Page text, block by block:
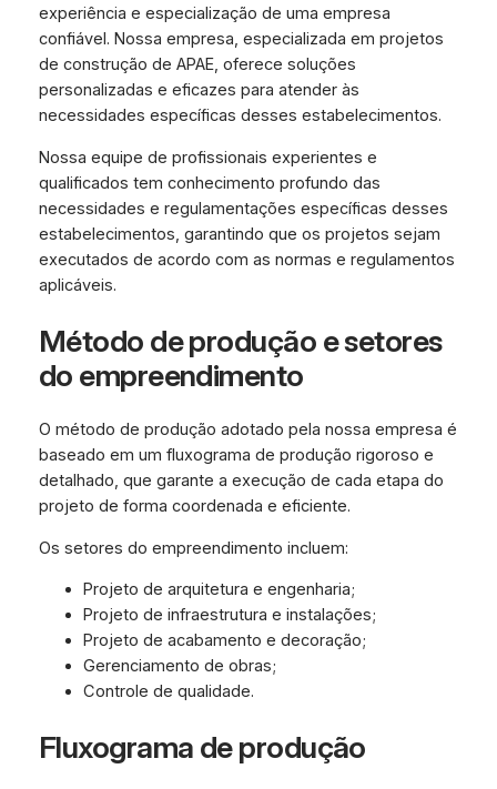
experiência e especialização de uma empresa
confiável. Nossa empresa, especializada em projetos
de construção de APAE, oferece soluções
personalizadas e eficazes para atender às
necessidades específicas desses estabelecimentos.
Nossa equipe de profissionais experientes e
qualificados tem conhecimento profundo das
necessidades e regulamentações específicas desses
estabelecimentos, garantindo que os projetos sejam
executados de acordo com as normas e regulamentos
aplicáveis.
Método de produção e setores
do empreendimento
O método de produção adotado pela nossa empresa é
baseado em um fluxograma de produção rigoroso e
detalhado, que garante a execução de cada etapa do
projeto de forma coordenada e eficiente.
Os setores do empreendimento incluem:
Projeto de arquitetura e engenharia;
Projeto de infraestrutura e instalações;
Projeto de acabamento e decoração;
Gerenciamento de obras;
Controle de qualidade.
Fluxograma de produção